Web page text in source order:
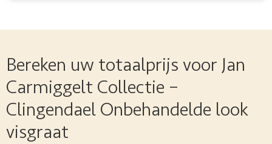
Bereken uw totaalprijs voor Jan
Carmiggelt Collectie –
Clingendael Onbehandelde look
visgraat